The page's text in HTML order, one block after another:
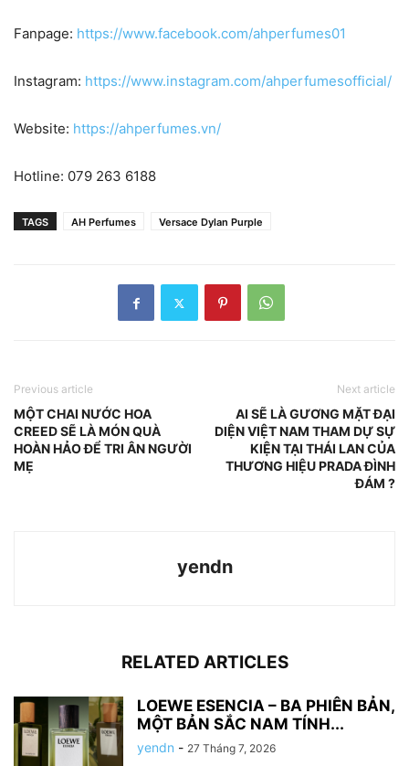
Fanpage: https://www.facebook.com/ahperfumes01
Instagram: https://www.instagram.com/ahperfumesofficial/
Website: https://ahperfumes.vn/
Hotline: 079 263 6188
TAGS AH Perfumes Versace Dylan Purple
Previous article
MỘT CHAI NƯỚC HOA
CREED SẼ LÀ MÓN QUÀ
HOÀN HẢO ĐỂ TRI ÂN NGƯỜI
MẸ
Next article
AI SẼ LÀ GƯƠNG MẶT ĐẠI
DIỆN VIỆT NAM THAM DỰ SỰ
KIỆN TẠI THÁI LAN CỦA
THƯƠNG HIỆU PRADA ĐÌNH
ĐÁM ?
yendn
RELATED ARTICLES
LOEWE ESENCIA – BA PHIÊN BẢN,
MỘT BẢN SẮC NAM TÍNH...
yendn - 27 Tháng 7, 2026